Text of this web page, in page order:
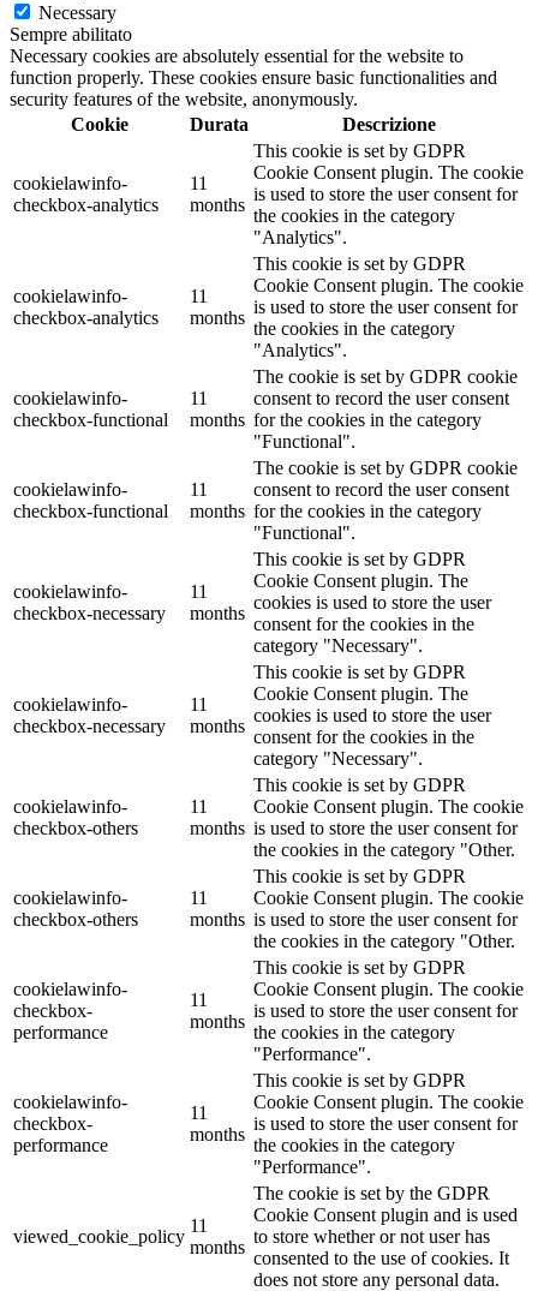
Necessary
Sempre abilitato
Necessary cookies are absolutely essential for the website to
function properly. These cookies ensure basic functionalities and
security features of the website, anonymously.
Cookie
Durata Descrizione
cookielawinfo-
checkbox-analytics
11
months
This cookie is set by GDPR
Cookie Consent plugin. The cookie
is used to store the user consent for
the cookies in the category
"Analytics".
cookielawinfo-
checkbox-analytics
11
months
This cookie is set by GDPR
Cookie Consent plugin. The cookie
is used to store the user consent for
the cookies in the category
"Analytics".
cookielawinfo-
checkbox-functional
11
months
The cookie is set by GDPR cookie
consent to record the user consent
for the cookies in the category
"Functional".
cookielawinfo-
checkbox-functional
11
months
The cookie is set by GDPR cookie
consent to record the user consent
for the cookies in the category
"Functional".
cookielawinfo-
checkbox-necessary
11
months
This cookie is set by GDPR
Cookie Consent plugin. The
cookies is used to store the user
consent for the cookies in the
category "Necessary".
cookielawinfo-
checkbox-necessary
11
months
This cookie is set by GDPR
Cookie Consent plugin. The
cookies is used to store the user
consent for the cookies in the
category "Necessary".
cookielawinfo-
checkbox-others
11
months
This cookie is set by GDPR
Cookie Consent plugin. The cookie
is used to store the user consent for
the cookies in the category "Other.
cookielawinfo-
checkbox-others
11
months
This cookie is set by GDPR
Cookie Consent plugin. The cookie
is used to store the user consent for
the cookies in the category "Other.
cookielawinfo-
checkbox-
performance
11
months
This cookie is set by GDPR
Cookie Consent plugin. The cookie
is used to store the user consent for
the cookies in the category
"Performance".
cookielawinfo-
checkbox-
performance
11
months
This cookie is set by GDPR
Cookie Consent plugin. The cookie
is used to store the user consent for
the cookies in the category
"Performance".
viewed_cookie_policy
11
months
The cookie is set by the GDPR
Cookie Consent plugin and is used
to store whether or not user has
consented to the use of cookies. It
does not store any personal data.